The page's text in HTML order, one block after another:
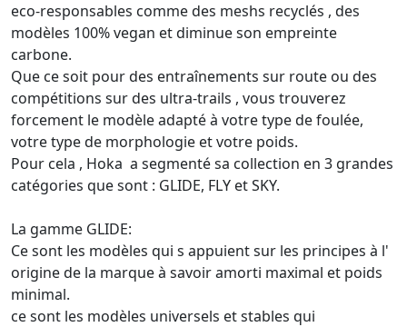
eco-responsables comme des meshs recyclés , des
modèles 100% vegan et diminue son empreinte
carbone.
Que ce soit pour des entraînements sur route ou des
compétitions sur des ultra-trails , vous trouverez
forcement le modèle adapté à votre type de foulée,
votre type de morphologie et votre poids.
Pour cela , Hoka a segmenté sa collection en 3 grandes
catégories que sont : GLIDE, FLY et SKY.
La gamme GLIDE:
Ce sont les modèles qui s appuient sur les principes à l'
origine de la marque à savoir amorti maximal et poids
minimal.
ce sont les modèles universels et stables qui